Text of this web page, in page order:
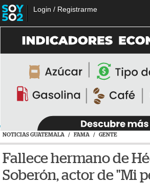
Login / Registrarme
NOTICIAS GUATEMALA / FAMA / GENTE
Fallece hermano de
Soberón, actor de "Mi